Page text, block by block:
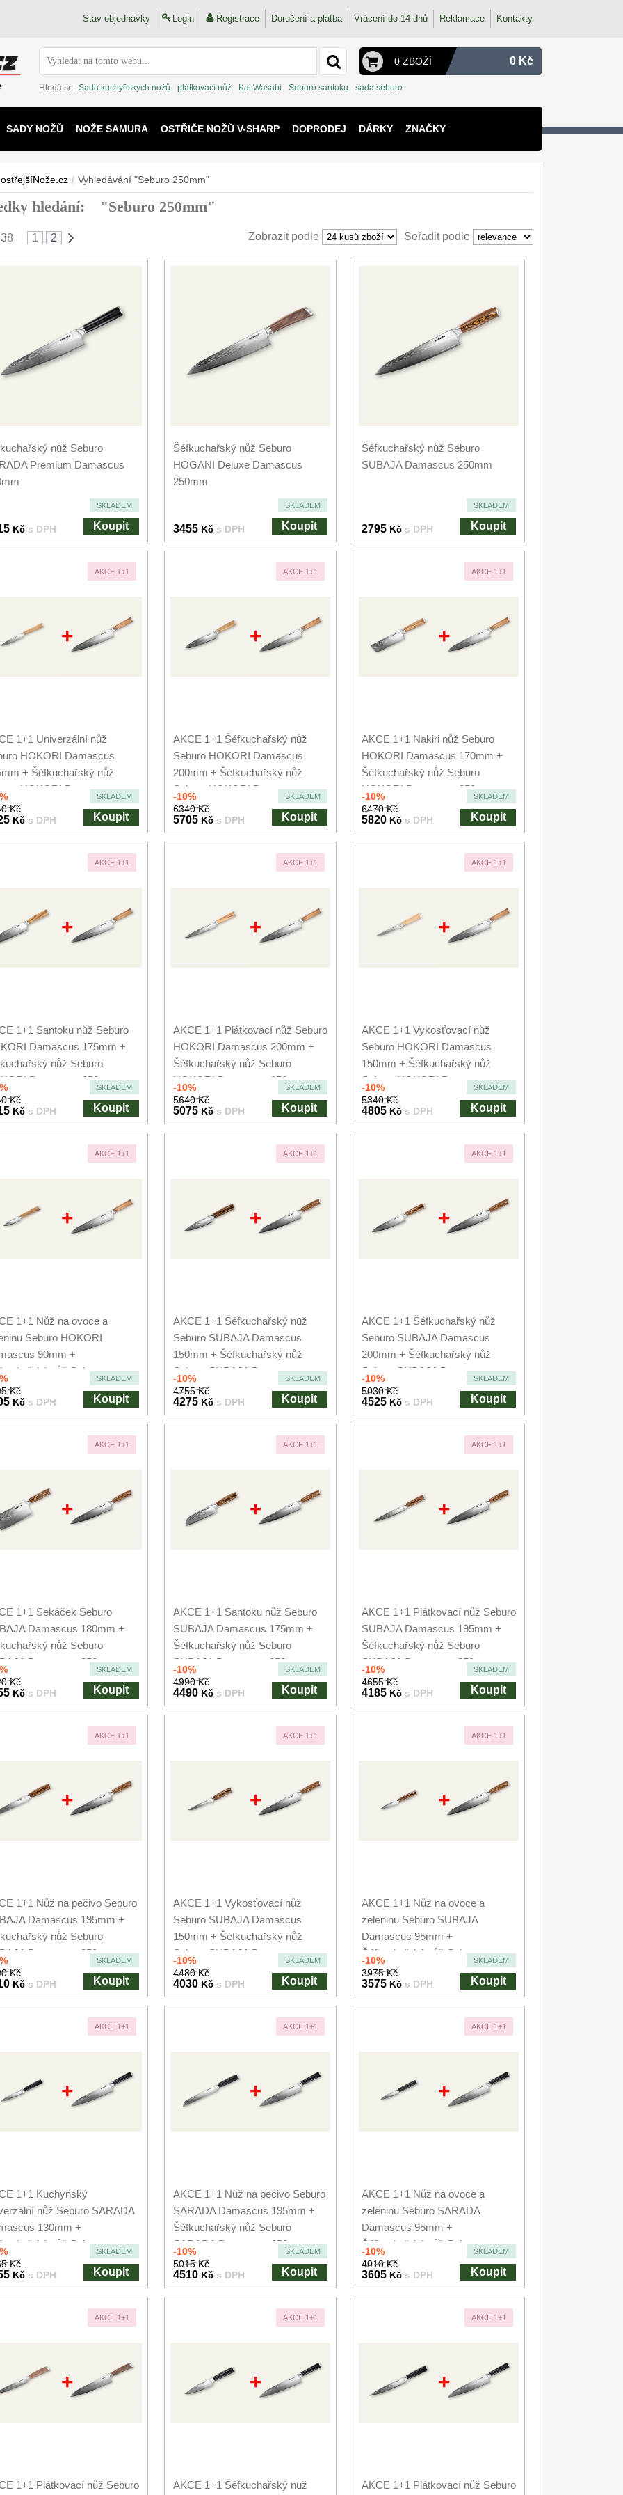
Stav objednávky Login Registrace Doručení a platba Vrácení do 14 dnů Reklamace Kontakty
0 ZBOŽÍ 0 Kč
Hledá se: Sada kuchyňských nožů plátkovací nůž Kai Wasabi Seburo santoku sada seburo
SADY NOŽŮ NOŽE SAMURA OSTŘIČE NOŽŮ V-SHARP DOPRODEJ DÁRKY ZNAČKY
/ Vyhledávání "Seburo 250mm"
hledání: "Seburo 250mm"
1 2 Seřadit podle
Zobrazit podle
nůž Seburo
Premium Damascus
SKLADEM
Kč s DPH Koupit
Šéfkuchařský nůž Seburo
HOGANI Deluxe Damascus
250mm
SKLADEM
3455 Kč s DPH Koupit
Šéfkuchařský nůž Seburo
SUBAJA Damascus 250mm
SKLADEM
2795 Kč s DPH Koupit
AKCE 1+1
+
1+1 Univerzální nůž
HOKORI Damascus
+ Šéfkuchařský nůž
HOKORI Damascus...
SKLADEM
Kč
Kč s DPH Koupit
AKCE 1+1
+
AKCE 1+1 Šéfkuchařský nůž
Seburo HOKORI Damascus
200mm + Šéfkuchařský nůž
Seburo HOKORI Damascus...
-10% SKLADEM
6340 Kč
5705 Kč s DPH Koupit
AKCE 1+1
+
AKCE 1+1 Nakiri nůž Seburo
HOKORI Damascus 170mm +
Šéfkuchařský nůž Seburo
HOKORI Damascus 250mm
-10% SKLADEM
6470 Kč
5820 Kč s DPH Koupit
AKCE 1+1
+
1+1 Santoku nůž Seburo
Damascus 175mm +
nůž Seburo
Damascus 250mm
SKLADEM
Kč
Kč s DPH Koupit
AKCE 1+1
+
AKCE 1+1 Plátkovací nůž Seburo
HOKORI Damascus 200mm +
Šéfkuchařský nůž Seburo
HOKORI Damascus 250mm
-10% SKLADEM
5640 Kč
5075 Kč s DPH Koupit
AKCE 1+1
+
AKCE 1+1 Vykosťovací nůž
Seburo HOKORI Damascus
150mm + Šéfkuchařský nůž
Seburo HOKORI Damascus...
-10% SKLADEM
5340 Kč
4805 Kč s DPH Koupit
AKCE 1+1
+
1+1 Nůž na ovoce a
Seburo HOKORI
90mm +
nůž Seburo
SKLADEM
Kč
Kč s DPH Koupit
AKCE 1+1
+
AKCE 1+1 Šéfkuchařský nůž
Seburo SUBAJA Damascus
150mm + Šéfkuchařský nůž
Seburo SUBAJA Damascus...
-10% SKLADEM
4755 Kč
4275 Kč s DPH Koupit
AKCE 1+1
+
AKCE 1+1 Šéfkuchařský nůž
Seburo SUBAJA Damascus
200mm + Šéfkuchařský nůž
Seburo SUBAJA Damascus...
-10% SKLADEM
5030 Kč
4525 Kč s DPH Koupit
AKCE 1+1
+
1+1 Sekáček Seburo
Damascus 180mm +
nůž Seburo
Damascus 250mm
SKLADEM
Kč
Kč s DPH Koupit
AKCE 1+1
+
AKCE 1+1 Santoku nůž Seburo
SUBAJA Damascus 175mm +
Šéfkuchařský nůž Seburo
SUBAJA Damascus 250mm
-10% SKLADEM
4990 Kč
4490 Kč s DPH Koupit
AKCE 1+1
+
AKCE 1+1 Plátkovací nůž Seburo
SUBAJA Damascus 195mm +
Šéfkuchařský nůž Seburo
SUBAJA Damascus 250mm
-10% SKLADEM
4655 Kč
4185 Kč s DPH Koupit
AKCE 1+1
+
1+1 Nůž na pečivo Seburo
Damascus 195mm +
nůž Seburo
Damascus 250mm
SKLADEM
Kč
Kč s DPH Koupit
AKCE 1+1
+
AKCE 1+1 Vykosťovací nůž
Seburo SUBAJA Damascus
150mm + Šéfkuchařský nůž
Seburo SUBAJA Damascus...
-10% SKLADEM
4480 Kč
4030 Kč s DPH Koupit
AKCE 1+1
+
AKCE 1+1 Nůž na ovoce a
zeleninu Seburo SUBAJA
Damascus 95mm +
Šéfkuchařský nůž Seburo
SUBAJA...
-10% SKLADEM
3975 Kč
3575 Kč s DPH Koupit
AKCE 1+1
+
1+1 Kuchyňský
nůž Seburo SARADA
130mm +
nůž Seburo
SKLADEM
Kč
Kč s DPH Koupit
AKCE 1+1
+
AKCE 1+1 Nůž na pečivo Seburo
SARADA Damascus 195mm +
Šéfkuchařský nůž Seburo
SARADA Damascus 250mm
-10% SKLADEM
5015 Kč
4510 Kč s DPH Koupit
AKCE 1+1
+
AKCE 1+1 Nůž na ovoce a
zeleninu Seburo SARADA
Damascus 95mm +
Šéfkuchařský nůž Seburo
SARADA...
-10% SKLADEM
4010 Kč
3605 Kč s DPH Koupit
AKCE 1+1
+
1+1 Plátkovací nůž Seburo
AKCE 1+1
+
AKCE 1+1 Šéfkuchařský nůž
AKCE 1+1
+
AKCE 1+1 Plátkovací nůž Seburo